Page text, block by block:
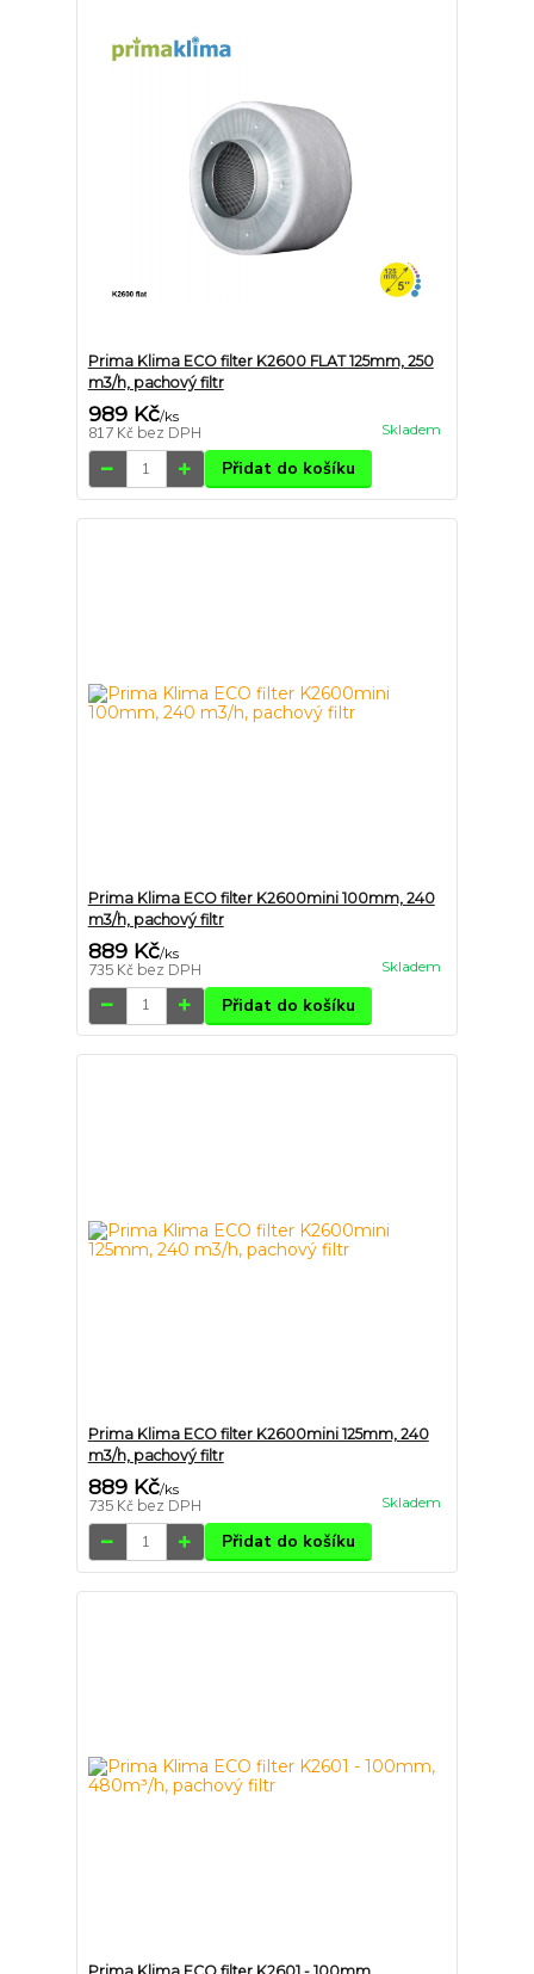
Prima Klima ECO filter K2600 FLAT 125mm, 250
m3/h, pachový filtr
989 Kč/ks
817 Kč bez DPH Skladem
Přidat do košíku
Prima Klima ECO filter K2600mini 100mm, 240
m3/h, pachový filtr
889 Kč/ks
735 Kč bez DPH Skladem
Přidat do košíku
Prima Klima ECO filter K2600mini 125mm, 240
m3/h, pachový filtr
889 Kč/ks
735 Kč bez DPH Skladem
Přidat do košíku